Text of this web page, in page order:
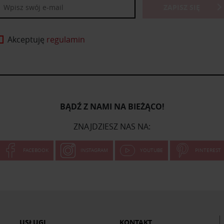
Akceptuję regulamin
BĄDŹ Z NAMI NA BIEŻĄCO!
ZNAJDZIESZ NAS NA:
FACEBOOK INSTAGRAM YOUTUBE PINTEREST
USŁUGI KONTAKT